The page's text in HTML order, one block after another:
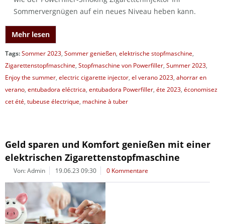
Sommervergnügen auf ein neues Niveau heben kann.
Mehr lesen
Tags:Sommer 2023, Sommer genießen, elektrische stopfmaschine,
Zigarettenstopfmaschine, Stopfmaschine von Powerfiller, Summer 2023,
Enjoy the summer, electric cigarette injector, el verano 2023, ahorrar en
verano, entubadora eléctrica, entubadora Powerfiller, éte 2023, économisez
cet été, tubeuse électrique, machine à tuber
Geld sparen und Komfort genießen mit einer
elektrischen Zigarettenstopfmaschine
Von: Admin 19.06.23 09:30 0 Kommentare